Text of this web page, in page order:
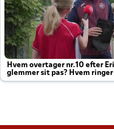
Hvem overtager nr.10 efter
glemmer sit pas? Hvem ringer
altid til efter kampe?